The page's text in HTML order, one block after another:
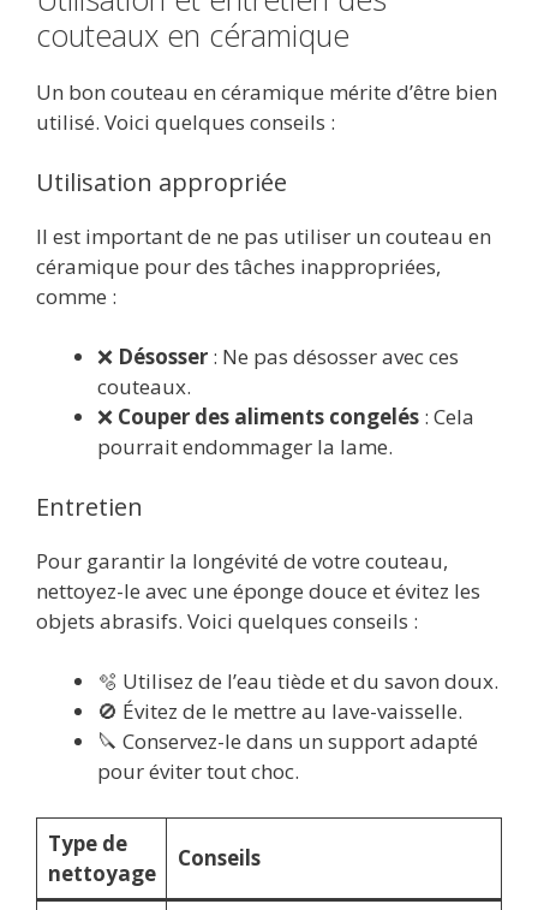
couteaux en céramique
Un bon couteau en céramique mérite d’être bien
utilisé. Voici quelques conseils :
Utilisation appropriée
Il est important de ne pas utiliser un couteau en
céramique pour des tâches inappropriées,
comme :
❌ Désosser : Ne pas désosser avec ces
couteaux.
❌ Couper des aliments congelés : Cela
pourrait endommager la lame.
Entretien
Pour garantir la longévité de votre couteau,
nettoyez-le avec une éponge douce et évitez les
objets abrasifs. Voici quelques conseils :
🫧 Utilisez de l’eau tiède et du savon doux.
🚫 Évitez de le mettre au lave-vaisselle.
🔪 Conservez-le dans un support adapté
pour éviter tout choc.
Type de
nettoyage
Conseils